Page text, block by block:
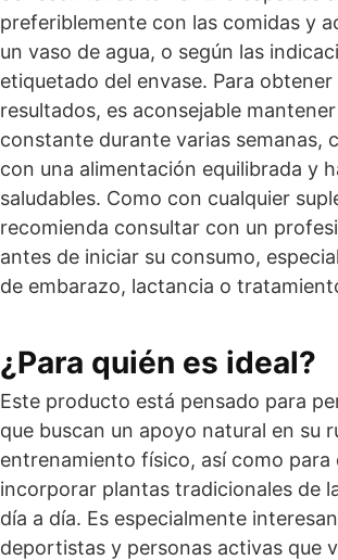
preferiblemente con las comidas y
un vaso de agua, o según las
etiquetado del envase. Para obtener
resultados, es aconsejable
constante durante varias semanas,
con una alimentación equilibrada y
saludables. Como con cualquier
recomienda consultar con un
antes de iniciar su consumo,
de embarazo, lactancia o
¿Para quién es ideal?
Este producto está pensado para
que buscan un apoyo natural en su
entrenamiento físico, así como para
incorporar plantas tradicionales de
día a día. Es especialmente
deportistas y personas activas que